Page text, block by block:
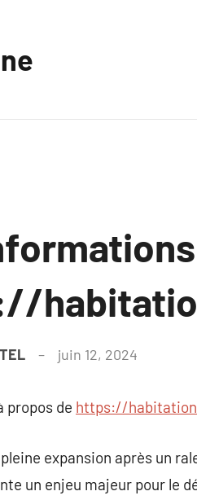
juin 12, 2024
propos de https://
expansion après un
un enjeu majeur pour le